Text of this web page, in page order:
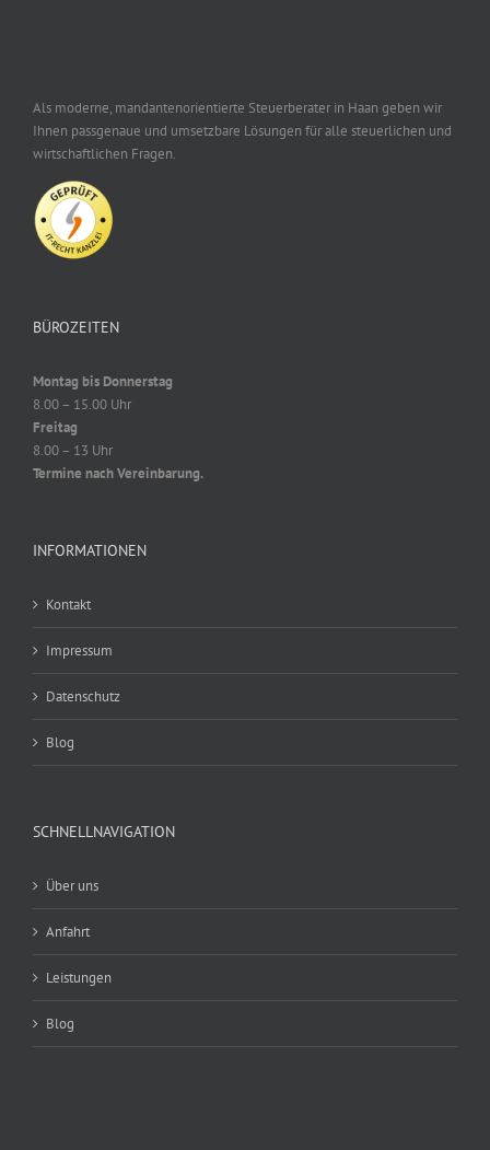
Als moderne, mandantenorientierte Steuerberater in Haan geben wir
Ihnen passgenaue und umsetzbare Lösungen für alle steuerlichen und
wirtschaftlichen Fragen.
BÜROZEITEN
Montag bis Donnerstag
8.00 – 15.00 Uhr
Freitag
8.00 – 13 Uhr
Termine nach Vereinbarung.
INFORMATIONEN
Kontakt
Impressum
Datenschutz
Blog
SCHNELLNAVIGATION
Über uns
Anfahrt
Leistungen
Blog